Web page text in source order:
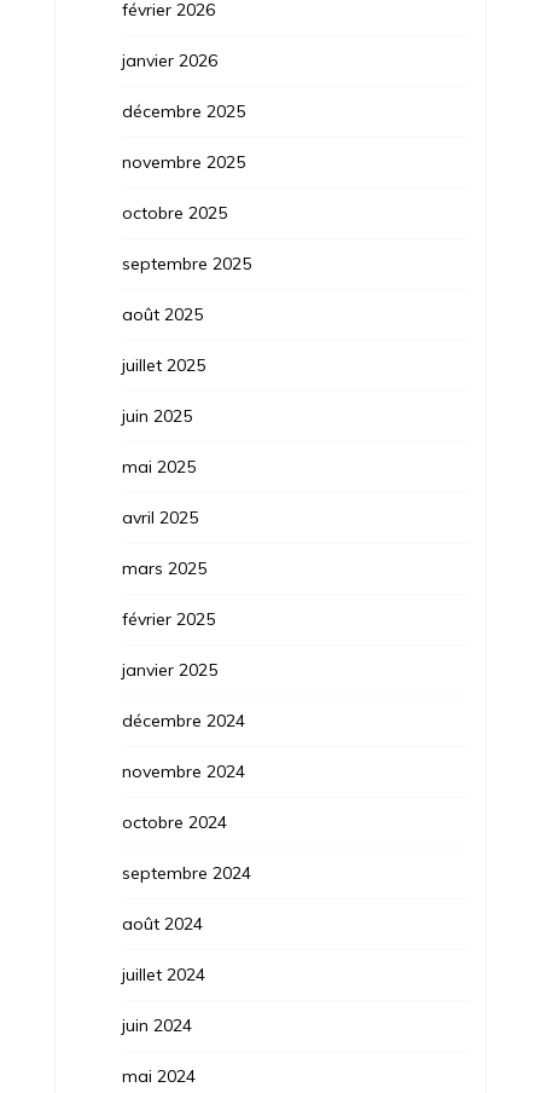
février 2026
janvier 2026
décembre 2025
novembre 2025
octobre 2025
septembre 2025
août 2025
juillet 2025
juin 2025
mai 2025
avril 2025
mars 2025
février 2025
janvier 2025
décembre 2024
novembre 2024
octobre 2024
septembre 2024
août 2024
juillet 2024
juin 2024
mai 2024